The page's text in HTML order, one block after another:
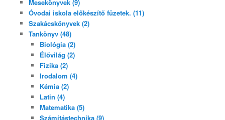
Mesekönyvek (9)
Óvodai iskola előkészítő füzetek. (11)
Szakácskönyvek (2)
Tankönyv (48)
Biológia (2)
Élővilág (2)
Fizika (2)
Irodalom (4)
Kémia (2)
Latin (4)
Matematika (5)
Számítástechnika (9)